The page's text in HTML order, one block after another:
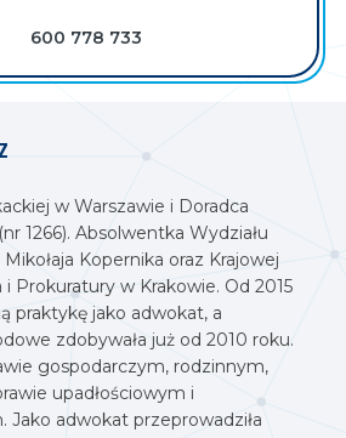
600 778 733
w Warszawie i Doradca
1266). Absolwentka Wydziału
Kopernika oraz Krajowej
i Prokuratury w Krakowie. Od 2015
praktykę jako adwokat, a
zdobywała już od 2010 roku.
gospodarczym, rodzinnym,
upadłościowym i
Jako adwokat przeprowadziła